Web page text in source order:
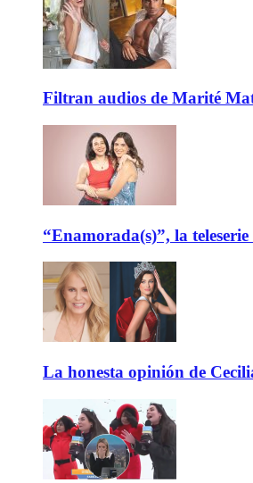
Filtran audios de Marité
“Enamorada(s)”, la
La honesta opinión de